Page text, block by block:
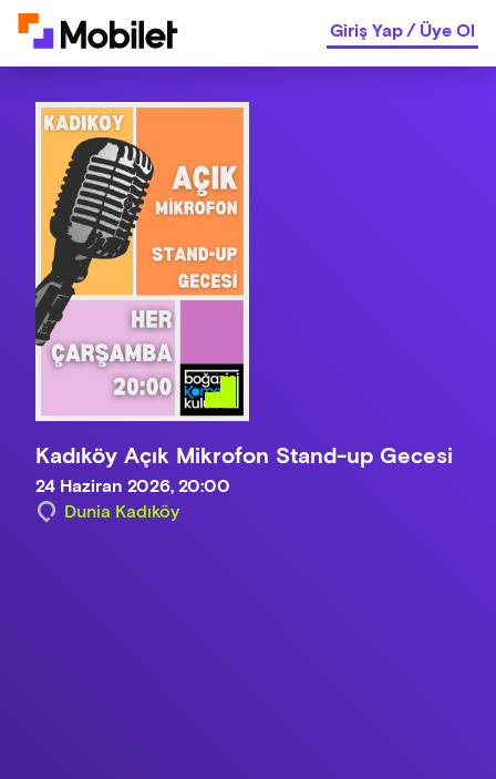
Giriş Yap/Üye Ol
Kadıköy Açık Mikrofon Stand-up Gecesi
24 Haziran 2026, 20:00
Dunia Kadıköy